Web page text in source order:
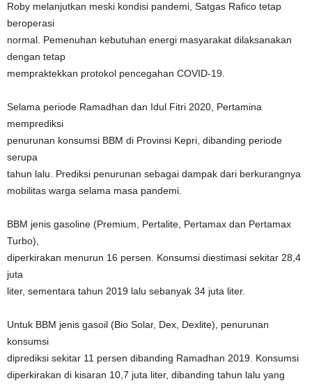
Roby melanjutkan meski kondisi pandemi, Satgas Rafico tetap
beroperasi
normal. Pemenuhan kebutuhan energi masyarakat dilaksanakan
dengan tetap
mempraktekkan protokol pencegahan COVID-19.
Selama periode Ramadhan dan Idul Fitri 2020, Pertamina
memprediksi
penurunan konsumsi BBM di Provinsi Kepri, dibanding periode
serupa
tahun lalu. Prediksi penurunan sebagai dampak dari berkurangnya
mobilitas warga selama masa pandemi.
BBM jenis gasoline (Premium, Pertalite, Pertamax dan Pertamax
Turbo),
diperkirakan menurun 16 persen. Konsumsi diestimasi sekitar 28,4
juta
liter, sementara tahun 2019 lalu sebanyak 34 juta liter.
Untuk BBM jenis gasoil (Bio Solar, Dex, Dexlite), penurunan
konsumsi
diprediksi sekitar 11 persen dibanding Ramadhan 2019. Konsumsi
diperkirakan di kisaran 10,7 juta liter, dibanding tahun lalu yang